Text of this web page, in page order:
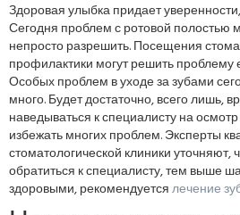
Здоровая улыбка придает
Сегодня проблем с ротовой полостью
непросто разрешить. Посещения
профилактики могут решить
Особых проблем в уходе за зубами
много. Будет достаточно, всего лишь,
наведываться к специалисту на
избежать многих проблем. Эксперты
стоматологической клиники уточняют,
обратиться к специалисту, тем выше
здоровыми, рекомендуетсялечение